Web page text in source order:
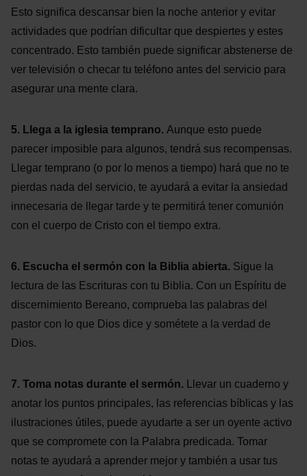
Esto significa descansar bien la noche anterior y evitar
actividades que podrían dificultar que despiertes y estes
concentrado. Esto también puede significar abstenerse de
ver televisión o checar tu teléfono antes del servicio para
asegurar una mente clara.
5. Llega a la iglesia temprano. Aunque esto puede
parecer imposible para algunos, tendrá sus recompensas.
Llegar temprano (o por lo menos a tiempo) hará que no te
pierdas nada del servicio, te ayudará a evitar la ansiedad
innecesaria de llegar tarde y te permitirá tener comunión
con el cuerpo de Cristo con el tiempo extra.
6. Escucha el sermón con la Biblia abierta. Sigue la
lectura de las Escrituras con tu Biblia. Con un Espíritu de
discernimiento Bereano, comprueba las palabras del
pastor con lo que Dios dice y sométete a la verdad de
Dios.
7. Toma notas durante el sermón. Llevar un cuaderno y
anotar los puntos principales, las referencias bíblicas y las
ilustraciones útiles, puede ayudarte a ser un oyente activo
que se compromete con la Palabra predicada. Tomar
notas te ayudará a aprender mejor y también a usar tus